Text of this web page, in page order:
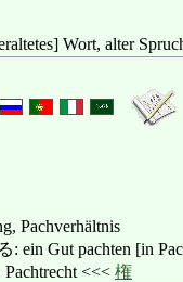
Wort, alter
Pachverhältnis
ein Gut pachten [in
<<< 権